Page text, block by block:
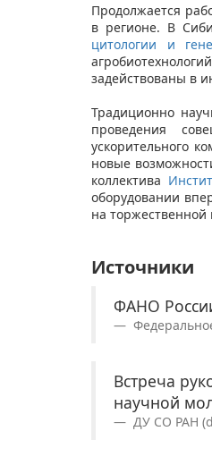
Продолжается
в регионе. В
цитологии и
задействованы в
Традиционно
проведения
ускорительного
новые
коллектива
оборудовании
на торжественной
Источники
ФАНО
Встреча
научной
ДУ СО РАН